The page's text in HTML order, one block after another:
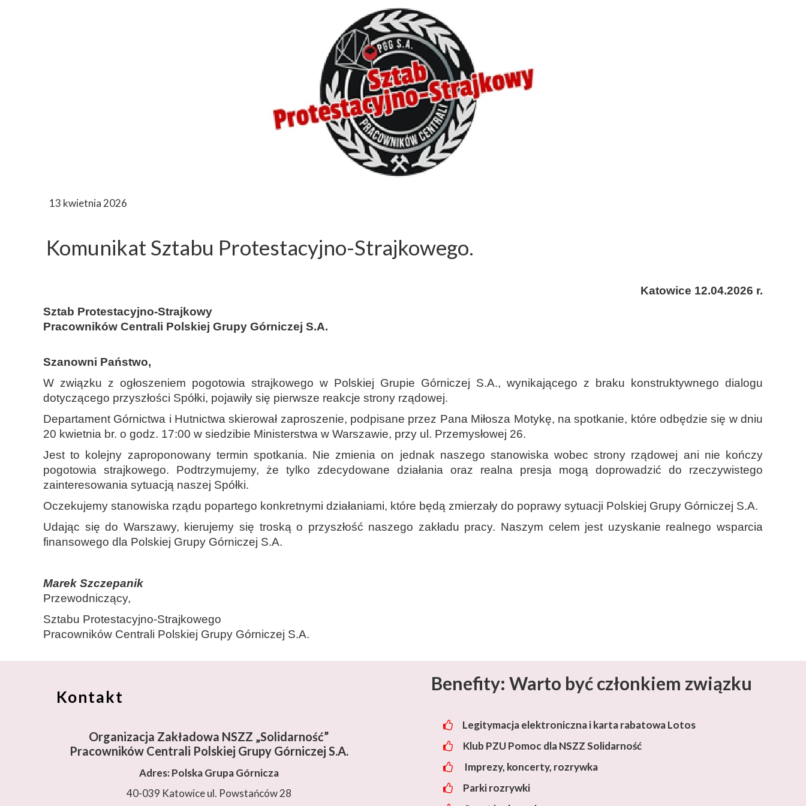
13 kwietnia 2026
Komunikat Sztabu Protestacyjno-Strajkowego.
Katowice 12.04.2026 r.
Sztab Protestacyjno-Strajkowy
Pracowników Centrali Polskiej Grupy Górniczej S.A.
Szanowni Państwo,
W związku z ogłoszeniem pogotowia strajkowego w Polskiej Grupie Górniczej S.A., wynikającego z braku konstruktywnego dialogu
dotyczącego przyszłości Spółki, pojawiły się pierwsze reakcje strony rządowej.
Departament Górnictwa i Hutnictwa skierował zaproszenie, podpisane przez Pana Miłosza Motykę, na spotkanie, które odbędzie się w dniu
20 kwietnia br. o godz. 17:00 w siedzibie Ministerstwa w Warszawie, przy ul. Przemysłowej 26.
Jest to kolejny zaproponowany termin spotkania. Nie zmienia on jednak naszego stanowiska wobec strony rządowej ani nie kończy
pogotowia strajkowego. Podtrzymujemy, że tylko zdecydowane działania oraz realna presja mogą doprowadzić do rzeczywistego
zainteresowania sytuacją naszej Spółki.
Oczekujemy stanowiska rządu popartego konkretnymi działaniami, które będą zmierzały do poprawy sytuacji Polskiej Grupy Górniczej S.A.
Udając się do Warszawy, kierujemy się troską o przyszłość naszego zakładu pracy. Naszym celem jest uzyskanie realnego wsparcia
finansowego dla Polskiej Grupy Górniczej S.A.
Marek Szczepanik
Przewodniczący,
Sztabu Protestacyjno-Strajkowego
Pracowników Centrali Polskiej Grupy Górniczej S.A.
Benefity: Warto być członkiem związku
Legitymacja elektroniczna i karta rabatowa Lotos
Klub PZU Pomoc dla NSZZ Solidarność
Imprezy, koncerty, rozrywka
Parki rozrywki
Kontakt
Adres: Polska Grupa Górnicza
40-039 Katowice ul. Powstańców 28
Organizacja Zakładowa NSZZ „Solidarność”
Pracowników Centrali Polskiej Grupy Górniczej S.A.